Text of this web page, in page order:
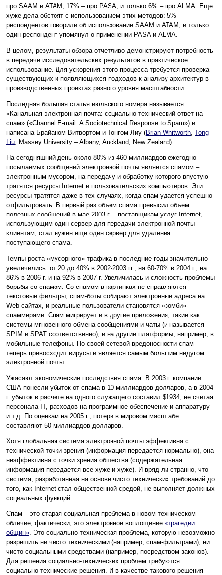
про SAAM и ATAM, 17% – про PASA, и только 6% – про ALMA. Еще
хуже дела обстоят с использованием этих методов: 5%
респондентов говорили об использование SAAM и ATAM, и только
один респондент упомянул о применении PASA и ALMA.
В целом, результаты обзора отчетливо демонстрируют потребность
в передаче исследовательских результатов в практическое
использование. Для ускорения этого процесса требуется проверка
существующих и появляющихся подходов к анализу архитектур в
производственных проектах разного уровня масштабности.
Последняя большая статья июльского номера называется
«Канальная электронная почта: социально-технический ответ на
спам» («Channel E-mail: A Sociotechnical Response to Spam») и
написана Брайаном Витвортом и Тонгом Лиу (Brian Whitworth Tong
Liu , Massey University – Albany, Auckland, New Zealand).
На сегодняшний день около 80% из 460 миллиардов ежегодно
посылаемых сообщений электронной почты является спамом –
электронным мусором, на передачу и обработку которого впустую
тратятся ресурсы Internet и пользовательских компьютеров. Эти
ресурсы тратятся даже в тех случаях, когда спам удается успешно
отфильтровать. В первый раз объем спама превысил объем
полезных сообщений в мае 2003 г. – поставщикам услуг Internet,
использующим один сервер для передачи электронной почты
клиентам, стал нужен еще один сервер для удаления
поступающего спама.
Темпы роста «мусорного» трафика в последние годы значительно
увеличились: от 20 до 40% в 2002-2003 гг., на 60-70% в 2004 г., на
86% в 2006 г. и на 92% в 2007 г. Увеличилась и сложность проблемы
борьбы со спамом. Со спамом в картинках не справляются
текстовые фильтры, спам-боты собирают электронные адреса на
Web-сайтах, и реальные пользователи становятся «зомби»-
спаммерами. Спам мигрирует и в другие приложения, такие как
системы мгновенного обмена сообщениями и чаты (и называется
SPIM и SPAT соответственно), и на другие платформы, например, в
мобильные телефоны. По своей сетевой вредоносности спам
теперь превосходит вирусы и является самым большим недугом
электронной почты.
Ужасают экономические последствия спама. В 2003 г. компании
США понесли убыток от спама в 10 миллиардов долларов, а в 2004
г. убыток в расчете на одного служащего составил $1934, не считая
персонала IT, расходов на программное обеспечение и аппаратуру
и т.д. По оценкам на 2005 г., потери в мировом масштабе
составляют 50 миллиардов долларов.
Хотя глобальная система электронной почты эффективна с
технической точки зрения (информация передается нормально), она
неэффективна с точки зрения общества (содержательная
информация передается все хуже и хуже). И вряд ли странно, что
система, разработанная на основе чисто технических требований до
того, как Internet стал общественной средой, не выполняет должных
социальных функций.
Спам – это старая социальная проблема в новом техническом
обличие, фактически, это электронное воплощение «трагедии
общин» . Это социально-техническая проблема, которую невозможно
разрешить ни чисто техническими (например, спам-фильтрами), ни
чисто социальными средствами (например, посредством законов).
Для решения социально-технических проблем требуются
социально-технические решения. И в качестве такового решения